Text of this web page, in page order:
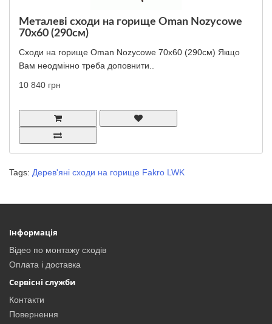
Металеві сходи на горище Oman Nozycowe
70x60 (290см)
Сходи на горище Oman Nozycowe 70x60 (290см) Якщо
Вам неодмінно треба доповнити..
10 840 грн
Tags: Дерев'яні сходи на горище Fakro LWK
Інформація
Відео по монтажу сходів
Оплата і доставка
Сервісні служби
Контакти
Повернення